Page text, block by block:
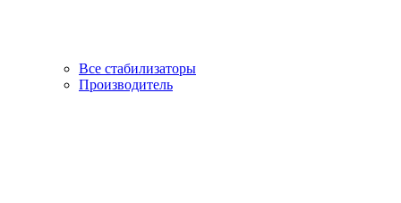
Все стабилизаторы
Производитель